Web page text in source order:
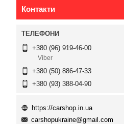
Контакти
+380 (96) 919-46-00
Viber
+380 (50) 886-47-33
+380 (93) 388-04-90
https://carshop.in.ua
carshopukraine@gmail.com